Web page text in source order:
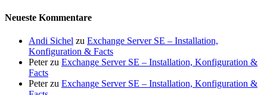
Neueste Kommentare
Andi Sichel zu Exchange Server SE – Installation,
Konfiguration & Facts
Peterzu Exchange Server SE – Installation, Konfiguration &
Facts
Peterzu Exchange Server SE – Installation, Konfiguration &